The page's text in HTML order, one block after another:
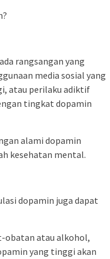
rangsangan yang
media sosial yang
atau perilaku adiktif
tingkat dopamin
alami dopamin
kesehatan mental.
dopamin juga dapat
obatan atau alkohol,
yang tinggi akan